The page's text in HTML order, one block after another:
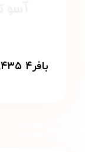
بافر۴ ۱۰۹۴۳۵ (BUFFER SOLUTION)